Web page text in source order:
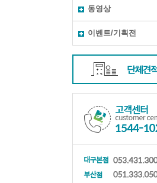
동영상
이벤트/기획전